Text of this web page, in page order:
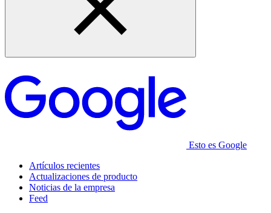
Esto es Google
Artículos recientes
Actualizaciones de producto
Noticias de la empresa
Feed